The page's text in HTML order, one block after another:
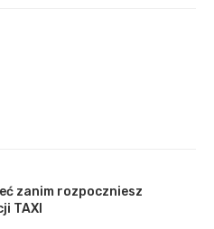
zanim rozpoczniesz
TAXI